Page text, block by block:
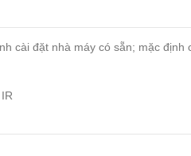
cài đặt nhà máy có sẵn; mặc